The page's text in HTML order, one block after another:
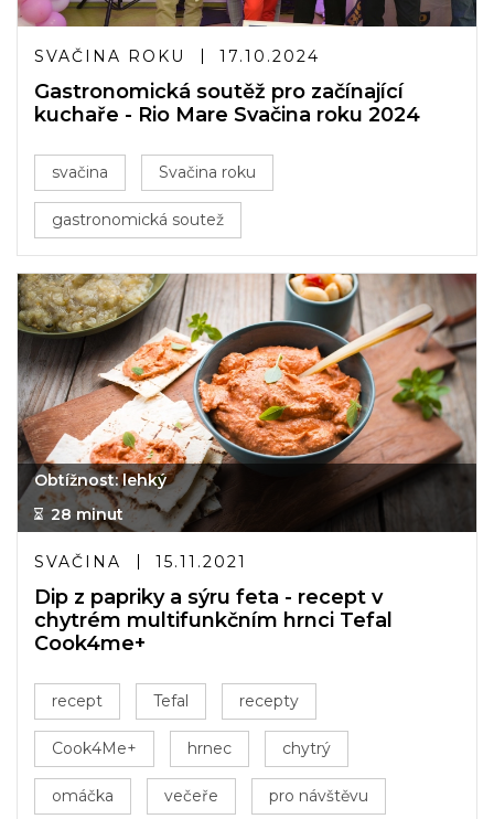
SVAČINA ROKU 17.10.2024
Gastronomická soutěž pro začínající
kuchaře - Rio Mare Svačina roku 2024
svačina Svačina roku
gastronomická soutež
Obtížnost: lehký
28 minut
SVAČINA 15.11.2021
Dip z papriky a sýru feta - recept v
chytrém multifunkčním hrnci Tefal
Cook4me+
recept Tefal recepty
Cook4Me+ hrnec chytrý
omáčka večeře pro návštěvu